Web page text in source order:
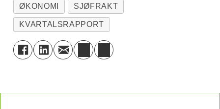
ØKONOMI SJØFRAKT
KVARTALSRAPPORT